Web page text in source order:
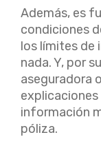
Además, es
condiciones
los límites de
nada. Y, por
aseguradora
explicaciones
información
póliza.